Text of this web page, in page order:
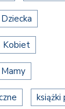
Kobiet
książki